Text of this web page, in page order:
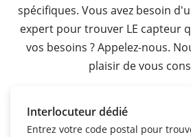
spécifiques. Vous avez besoin
expert pour trouver LE capteur
vos besoins ? Appelez-nous.
plaisir de vous
Interlocuteur dédié
Entrez votre code postal pour